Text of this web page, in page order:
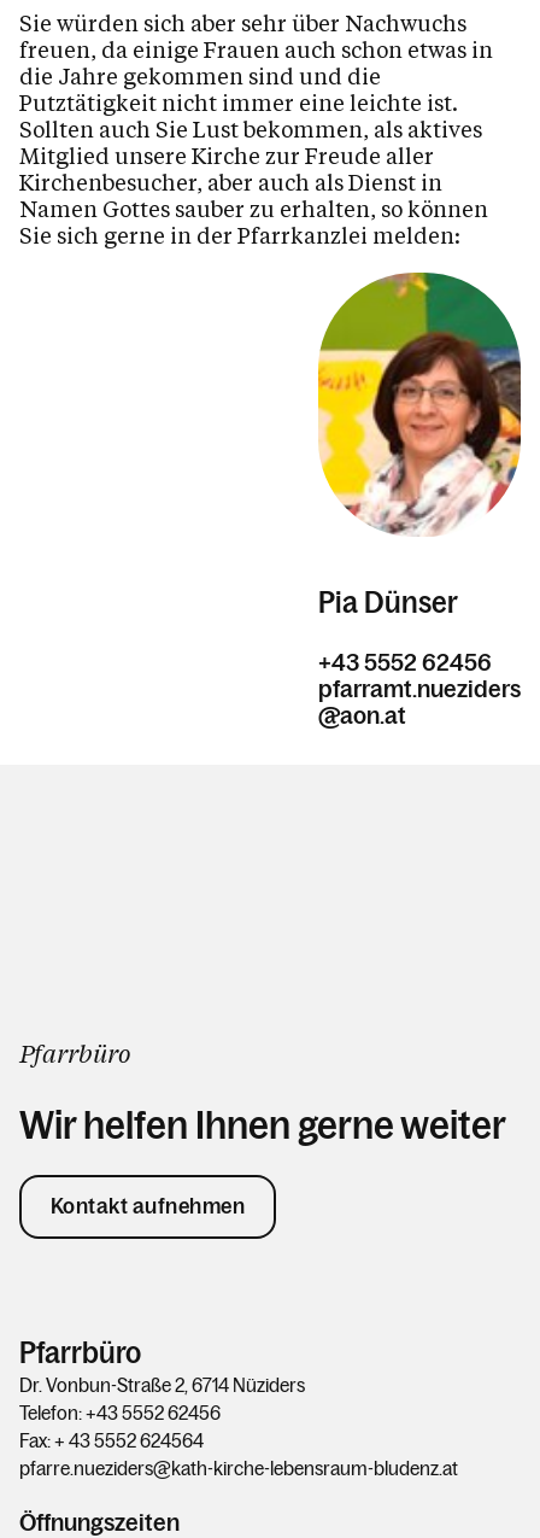
Dienstpläne
Der Seelsorgeraum Bludenz
Kalender
Personen
Sie würden sich aber sehr über Nachwuchs
freuen, da einige Frauen auch schon etwas in
die Jahre gekommen sind und die
Putztätigkeit nicht immer eine leichte ist.
Sollten auch Sie Lust bekommen, als aktives
Mitglied unsere Kirche zur Freude aller
Kirchenbesucher, aber auch als Dienst in
Namen Gottes sauber zu erhalten, so können
Sie sich gerne in der Pfarrkanzlei melden:
Pia Dünser
+43 5552 62456
pfarramt.nueziders
@aon.at
Pfarrbüro
Wir helfen Ihnen gerne weiter
Kontakt aufnehmen
Pfarrbüro
Dr. Vonbun-Straße 2, 6714 Nüziders
Telefon: +43 5552 62456
Fax: + 43 5552 624564
pfarre.nueziders@kath-kirche-lebensraum-bludenz.at
Öffnungszeiten